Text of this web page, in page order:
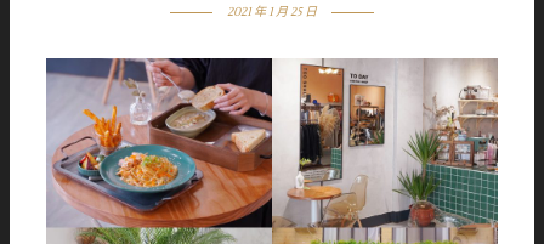
2021 年 1 月 25 日